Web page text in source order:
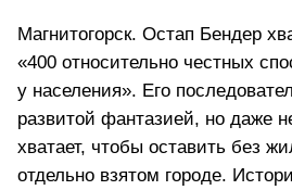
Магнитогорск. Остап Бендер
«400 относительно честных
у населения». Его
развитой фантазией, но даже
хватает, чтобы оставить без
отдельно взятом городе.